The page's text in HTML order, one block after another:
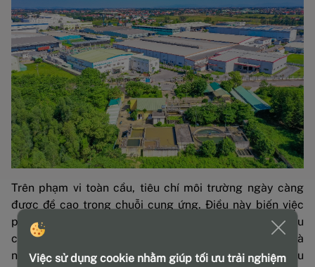
Trên phạm vi toàn cầu, tiêu chí môi trường ngày càng
được đề cao trong chuỗi cung ứng. Điều này biến việc
phát triển KCN theo hướng "xanh hóa" trở thành tiêu
chuẩn bắt buộc. Các doanh nghiệp sản xuất, đặc biệt là
những đơn vị tham gia thị trường xuất khẩu, đang chịu
Việc sử dụng cookie nhằm giúp tối ưu trải nghiệm